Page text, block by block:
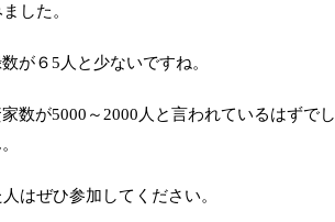
した。
が６5人と少ないですね。
数が5000～2000人と言われているはずで
はぜひ参加してください。